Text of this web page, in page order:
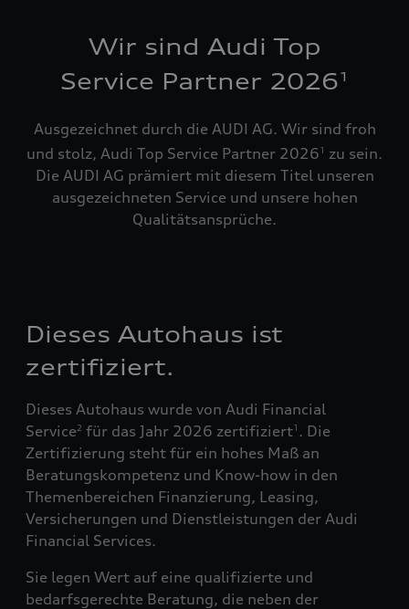
Wir sind Audi Top
Service Partner 20261
Ausgezeichnet durch die AUDI AG. Wir sind froh
und stolz, Audi Top Service Partner 20261
zu sein.
Die AUDI AG prämiert mit diesem Titel unseren
ausgezeichneten Service und unsere hohen
Qualitätsansprüche.
Dieses Autohaus ist
zertifiziert.
Dieses Autohaus wurde von Audi Financial
Service2 für das Jahr 2026 zertifiziert1 . Die
Zertifizierung steht für ein hohes Maß an
Beratungskompetenz und Know-how in den
Themenbereichen Finanzierung, Leasing,
Versicherungen und Dienstleistungen der Audi
Financial Services.
Sie legen Wert auf eine qualifizierte und
bedarfsgerechte Beratung, die neben der